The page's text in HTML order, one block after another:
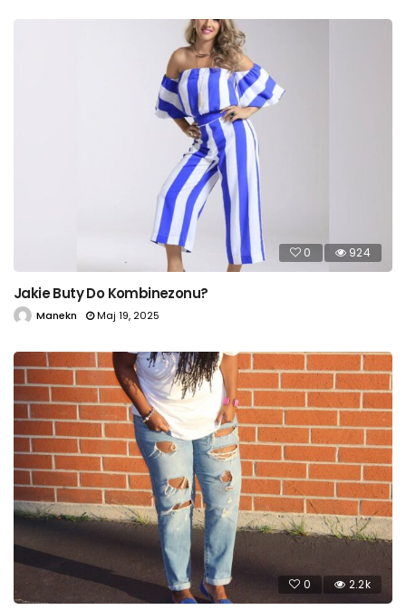
0 924
Jakie Buty Do Kombinezonu?
Manekn Maj 19, 2025
0 2.2k